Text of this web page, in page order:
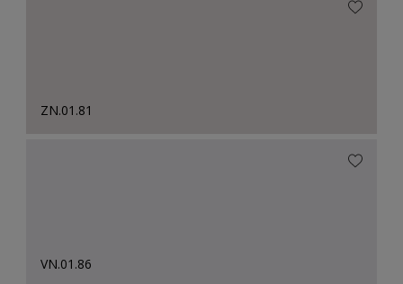
ZN.01.81
VN.01.86